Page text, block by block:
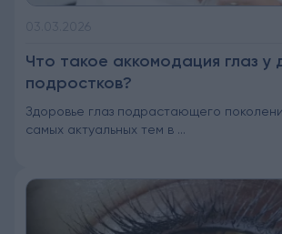
Что такое аккомодация глаз у
подростков?
Здоровье глаз подрастающего
самых актуальных тем в ...